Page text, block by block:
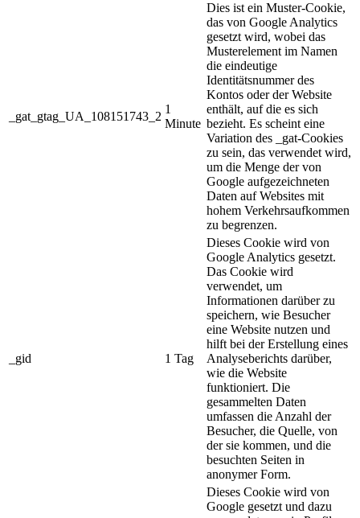
_gat_gtag_UA_108151743_2
1
Minute
Dies ist ein Muster-Cookie,
das von Google Analytics
gesetzt wird, wobei das
Musterelement im Namen
die eindeutige
Identitätsnummer des
Kontos oder der Website
enthält, auf die es sich
bezieht. Es scheint eine
Variation des _gat-Cookies
zu sein, das verwendet wird,
um die Menge der von
Google aufgezeichneten
Daten auf Websites mit
hohem Verkehrsaufkommen
zu begrenzen.
_gid 1 Tag
Dieses Cookie wird von
Google Analytics gesetzt.
Das Cookie wird
verwendet, um
Informationen darüber zu
speichern, wie Besucher
eine Website nutzen und
hilft bei der Erstellung eines
Analyseberichts darüber,
wie die Website
funktioniert. Die
gesammelten Daten
umfassen die Anzahl der
Besucher, die Quelle, von
der sie kommen, und die
besuchten Seiten in
anonymer Form.
Dieses Cookie wird von
Google gesetzt und dazu